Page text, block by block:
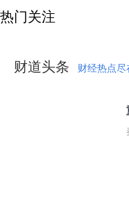
热门关注
财道头条 财经热点尽